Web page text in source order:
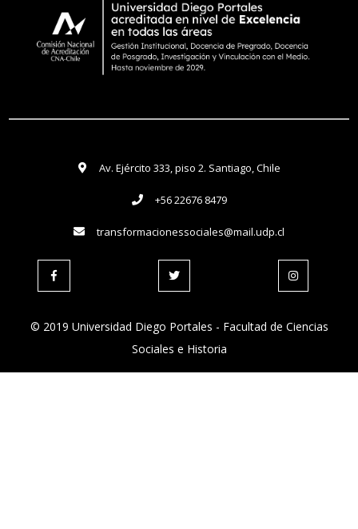
Av. Ejército 333, piso 2. Santiago, Chile
+56 22676 8479
transformacionessociales@mail.udp.cl
© 2019 Universidad Diego Portales - Facultad de Ciencias
Sociales e Historia